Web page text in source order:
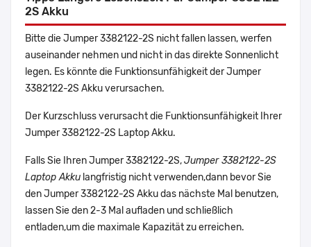
2S Akku
Bitte die Jumper 3382122-2S nicht fallen lassen, werfen
auseinander nehmen und nicht in das direkte Sonnenlicht
legen. Es könnte die Funktionsunfähigkeit der Jumper
3382122-2S Akku verursachen.
Der Kurzschluss verursacht die Funktionsunfähigkeit Ihrer
Jumper 3382122-2S Laptop Akku.
Falls Sie Ihren Jumper 3382122-2S,Jumper 3382122-2S
Laptop Akku langfristig nicht verwenden,dann bevor Sie
den Jumper 3382122-2S Akku das nächste Mal benutzen,
lassen Sie den 2-3 Mal aufladen und schließlich
entladen,um die maximale Kapazität zu erreichen.